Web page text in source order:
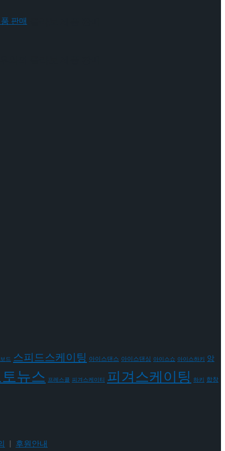
의 콜라보 제품 판매
드 스피드스케이팅 아이스댄스 아이스댄싱 아이스쇼 아이스하키 앙
뉴스 프레스콜 피겨스케이티 피겨스케이팅 하키 합창
| 후원안내